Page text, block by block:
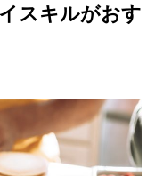
スキルがおす